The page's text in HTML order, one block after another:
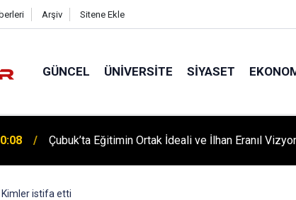
Arşiv Sitene Ekle
GÜNCEL ÜNIVERSITE SIYASET
ÇUBUK’TA ‘YAZA MERHABA’ COŞKUSU:
Kimler istifa etti